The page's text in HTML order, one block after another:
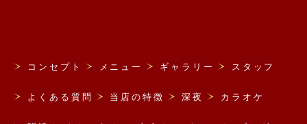
コンセプト メニュー ギャラリー スタッフ
よくある質問 当店の特徴 深夜 カラオケ